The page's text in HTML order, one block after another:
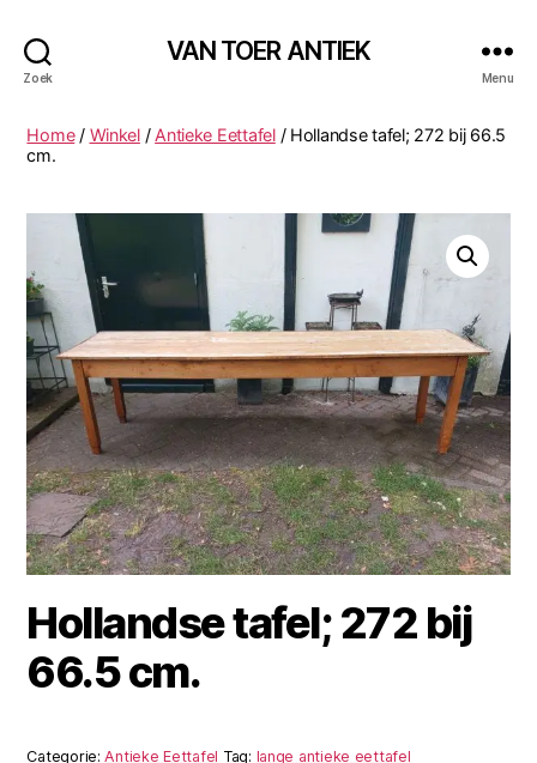
Zoek
VAN TOER ANTIEK
Menu
Home/ Winkel/ Antieke Eettafel/ Hollandse tafel; 272 bij 66.5
cm.
Hollandse tafel; 272 bij
66.5 cm.
Categorie:Antieke Eettafel Tag: lange antieke eettafel